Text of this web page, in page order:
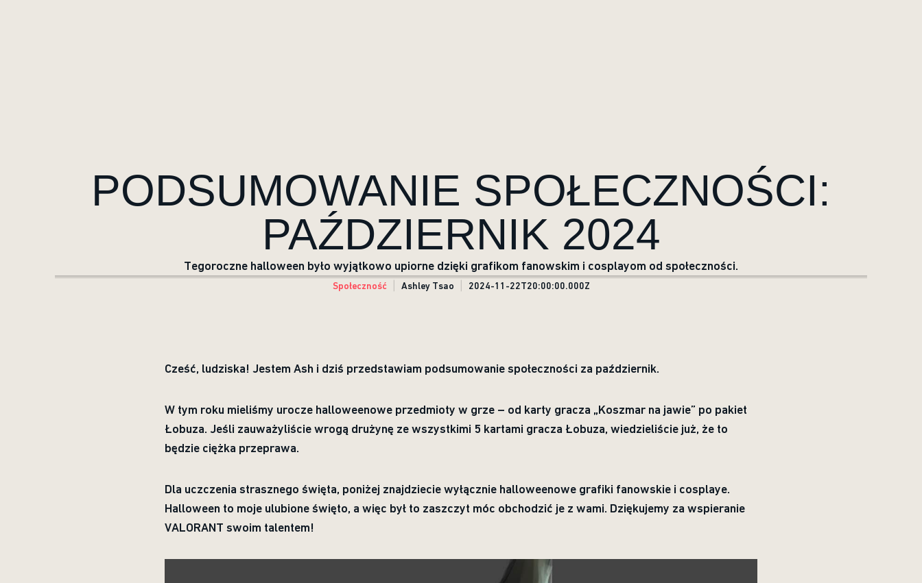
PODSUMOWANIE SPOŁECZNOŚCI:
PAŹDZIERNIK 2024
Tegoroczne halloween było wyjątkowo upiorne dzięki grafikom fanowskim i cosplayom od społeczności.
Społeczność Ashley Tsao 2024-11-22T20:00:00.000Z
Cześć, ludziska! Jestem Ash i dziś przedstawiam podsumowanie społeczności za październik.
W tym roku mieliśmy urocze halloweenowe przedmioty w grze – od karty gracza „Koszmar na jawie” po pakiet
Łobuza. Jeśli zauważyliście wrogą drużynę ze wszystkimi 5 kartami gracza Łobuza, wiedzieliście już, że to
będzie ciężka przeprawa.
Dla uczczenia strasznego święta, poniżej znajdziecie wyłącznie halloweenowe grafiki fanowskie i cosplaye.
Halloween to moje ulubione święto, a więc był to zaszczyt móc obchodzić je z wami. Dziękujemy za wspieranie
VALORANT swoim talentem!